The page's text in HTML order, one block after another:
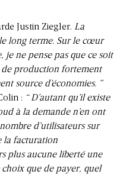
Justin Ziegler. La
long terme. Sur le cœur
je ne pense pas que ce soit
production fortement
source d’économies. ”
: “ D’autant qu’il existe
à la demande n’en ont
d’utilisateurs sur
la facturation
plus aucune liberté une
choix que de payer, quel